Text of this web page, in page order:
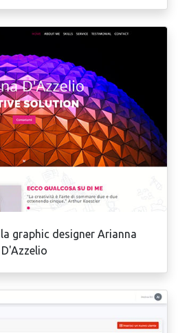
graphic designer Arianna
D'Azzelio